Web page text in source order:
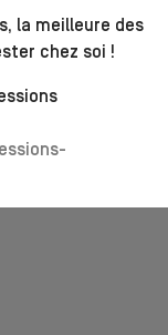
la meilleure des
chez soi !